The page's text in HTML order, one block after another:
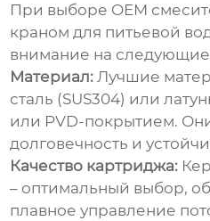
При выборе OEM
краном для питьевой
внимание на
Материал: Лучшие
сталь (SUS304) или
или PVD-покрытием.
долговечность и
Качество картриджа:
– оптимальный выбор,
плавное управление